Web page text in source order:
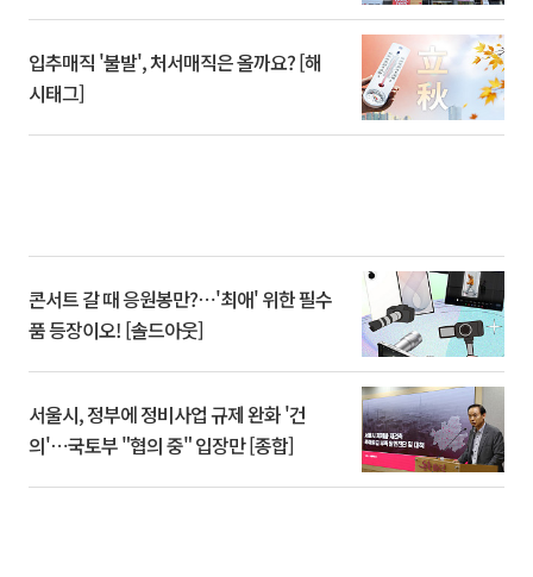
입추매직 '불발', 처서매직은 올까요? [해
시태그]
콘서트 갈 때 응원봉만?⋯'최애' 위한 필수
품 등장이오! [솔드아웃]
서울시, 정부에 정비사업 규제 완화 '건
의'⋯국토부 "협의 중" 입장만 [종합]